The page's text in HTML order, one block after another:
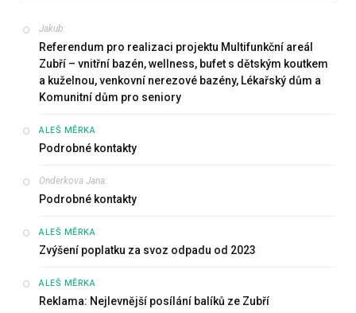
Jakub:
Referendum pro realizaci projektu Multifunkční areál
Zubří – vnitřní bazén, wellness, bufet s dětským koutkem
a kuželnou, venkovní nerezové bazény, Lékařský dům a
Komunitní dům pro seniory
ALEŠ MĚRKA:
Podrobné kontakty
Onderkova Jana:
Podrobné kontakty
ALEŠ MĚRKA:
Zvýšení poplatku za svoz odpadu od 2023
ALEŠ MĚRKA:
Reklama: Nejlevnější posílání balíků ze Zubří